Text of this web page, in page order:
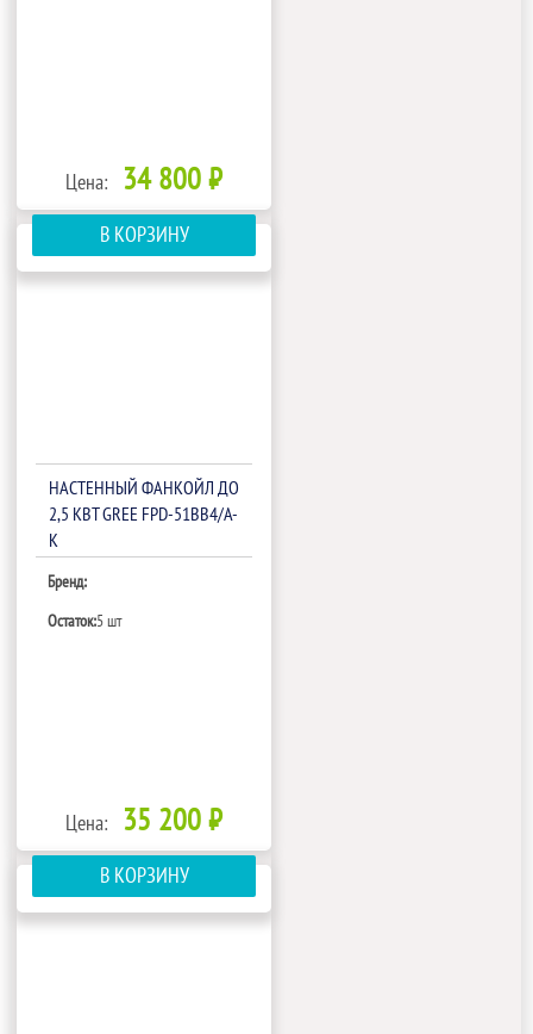
Цена: 34 800 ₽
В КОРЗИНУ
НАСТЕННЫЙ ФАНКОЙЛ ДО
2,5 КВТ GREE FPD-51BB4/A-
K
Бренд:
Остаток:5 шт
Цена: 35 200 ₽
В КОРЗИНУ